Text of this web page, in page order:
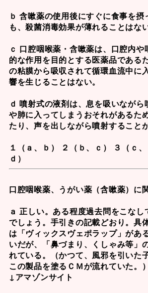
ｂ 含嗽薬の使用後にすぐに食事を摂
も、殺菌消毒効果が薄れることはない
ｃ 口腔咽喉薬・含嗽薬は、口腔内
的な作用を目的とする医薬品である
の粘膜から吸収されて循環血流中に
響を生じることはない。
ｄ 噴射式の液剤は、息を吸いなが
や肺に入ってしまうおそれがあるた
たり、声を出しながら噴射すること
１（ａ、ｂ） ２（ｂ、ｃ） ３（ｃ、
ｄ）
口腔咽喉薬、うがい薬（含嗽薬）に
ａ 正しい。ある程度過去問をこなし
でしょう。手引きの記載どおり。具
は「ヴィックスヴェポラップ」があ
いだが、「鼻づまり、くしゃみ等」
れている。（かつて、風邪を引いた
この製品を塗るＣＭが流れていた。）
↓アマゾンサイト